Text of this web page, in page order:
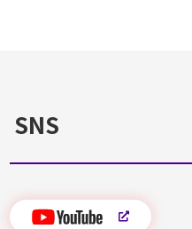
SNS